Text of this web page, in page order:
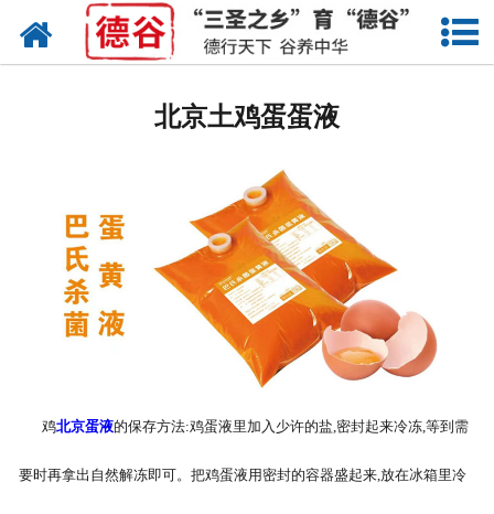
网站首页
北京卤蛋
北京茶叶蛋
北京蛋壳粉
北京溏心蛋
北京鸡蛋干
北京蛋粉
北京土鸡蛋蛋液
鸡北京蛋液的保存方法:鸡蛋液里加入少许的盐,密封起来冷冻,等到需
要时再拿出自然解冻即可。把鸡蛋液用密封的容器盛起来,放在冰箱里冷